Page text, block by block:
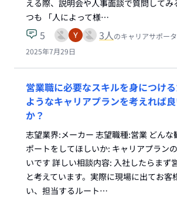
える際、説明会や人事面談で質問してみ
つも 「人によって様…
5 3人のキャリアサポー
2025年7月29日
営業職に必要なスキルを身につけ
ようなキャリアプランを考えれば
か？
志望業界:メーカー 志望職種:営業 どんな
ポートをしてほしいか: キャリアプラン
いです 詳しい相談内容: 入社したらまず
と考えています。実際に現場に出てお客
い、担当するルート…